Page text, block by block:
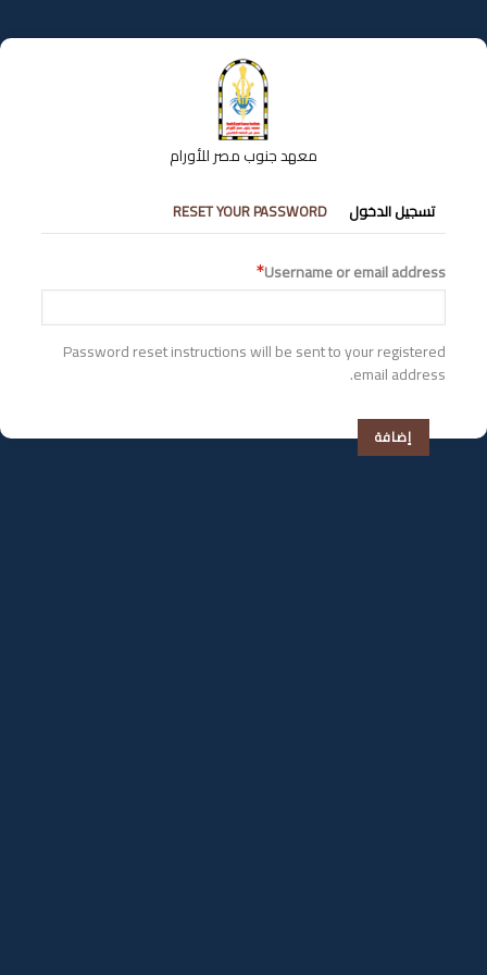
إلى
المحتوى
معهد جنوب مصر للأورام
التبويبات
الأساسية
تسجيل الدخول RESET YOUR PASSWORD
Username or email address
Password reset instructions will be sent to your registered
email address.